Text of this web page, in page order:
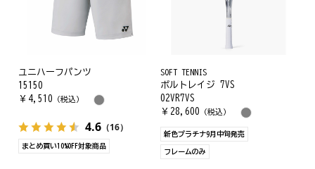
ユニハーフパンツ
15150
￥ 4,510 （税込）
4.6 （16）
まとめ買い10%OFF対象商品
SOFT TENNIS
ボルトレイジ 7VS
02VR7VS
￥ 28,600 （税込）
新色プラチナ9月中旬発売
フレームのみ